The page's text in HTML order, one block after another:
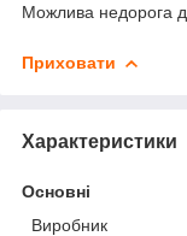
Можлива недорога
Приховати
Характеристики
Основні
Виробник